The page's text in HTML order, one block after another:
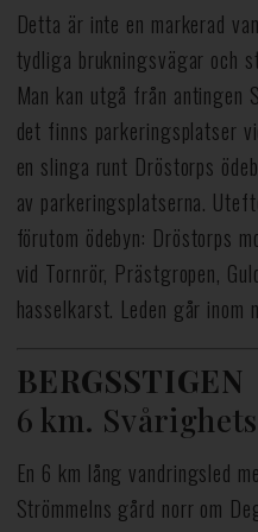
Detta är inte en markerad
tydliga brukningsvägar och
Man kan utgå från antingen
det finns parkeringsplatser
en slinga runt Dröstorps
av parkeringsplatserna.
förutom ödebyn: Dröstorps
vid Tornrör, Prästgropen,
hasselkarst. Leden går
BERGSSTIGEN
6 km.
En 6 km lång vandringsled
Strömmelns gård norr om